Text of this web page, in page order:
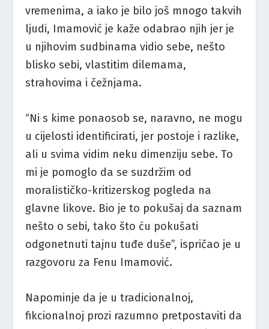
vremenima, a iako je bilo još mnogo takvih
ljudi, Imamović je kaže odabrao njih jer je
u njihovim sudbinama vidio sebe, nešto
blisko sebi, vlastitim dilemama,
strahovima i čežnjama.
“Ni s kime ponaosob se, naravno, ne mogu
u cijelosti identificirati, jer postoje i razlike,
ali u svima vidim neku dimenziju sebe. To
mi je pomoglo da se suzdržim od
moralističko-kritizerskog pogleda na
glavne likove. Bio je to pokušaj da saznam
nešto o sebi, tako što ću pokušati
odgonetnuti tajnu tuđe duše”, ispričao je u
razgovoru za Fenu Imamović.
Napominje da je u tradicionalnoj,
fikcionalnoj prozi razumno pretpostaviti da